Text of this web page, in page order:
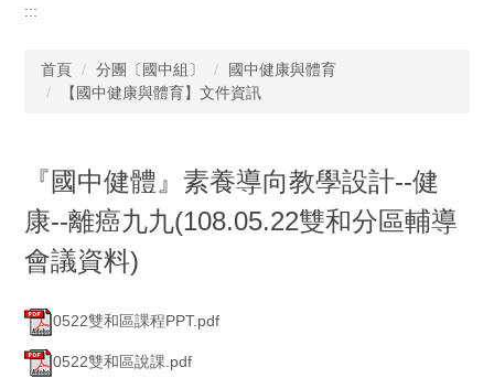
:::
首頁 分團〔國中組〕
國中健康與體育
【國中健康與體育】文件資訊
『國中健體』素養導向教學設計--健
康--離癌九九(108.05.22雙和分區輔導
會議資料)
0522雙和區課程PPT.pdf
0522雙和區說課.pdf